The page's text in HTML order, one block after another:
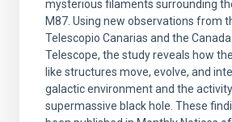
mysterious filaments surrounding
M87. Using new observations from
Telescopio Canarias and the
Telescope, the study reveals how
like structures move, evolve, and
galactic environment and the
supermassive black hole. These